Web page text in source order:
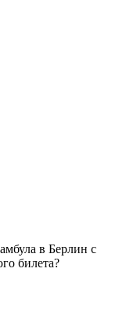
в Берлин с
билета?